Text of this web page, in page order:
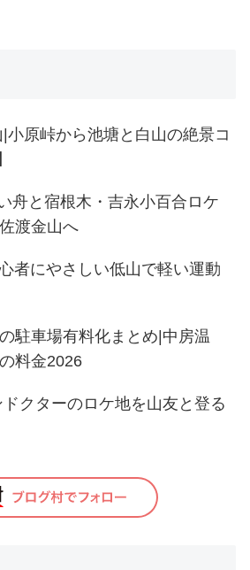
小原峠から池塘と白山の絶景コ
舟と宿根木・吉永小百合ロケ
渡金山へ
者にやさしい低山で軽い運動
駐車場有料化まとめ|中房温
料金2026
クターのロケ地を山友と登る